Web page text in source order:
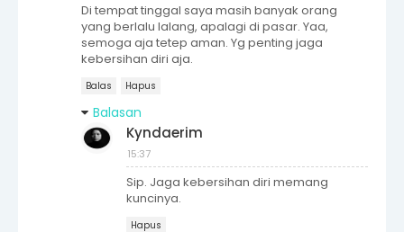
Di tempat tinggal saya masih banyak orang
yang berlalu lalang, apalagi di pasar. Yaa,
semoga aja tetep aman. Yg penting jaga
kebersihan diri aja.
Balas Hapus
Balasan
Kyndaerim
15:37
Sip. Jaga kebersihan diri memang
kuncinya.
Hapus